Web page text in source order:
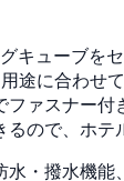
ューブを
途に合わせ
ァスナー
ので、ホテ
・撥水機